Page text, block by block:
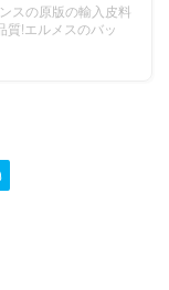
スの原版の輸入皮料
質!エルメスのバッ